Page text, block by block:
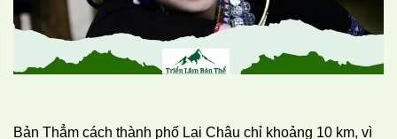
Bản Thẳm cách thành phố Lai Châu chỉ khoảng 10 km, vì